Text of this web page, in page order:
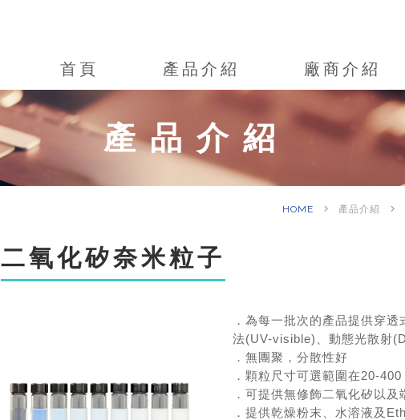
首頁 產品介紹 廠商介紹
產品介紹
HOME keyboard_arrow_right 產品介紹 keyboard_arrow_right
二氧化矽奈米粒子
．為每一批次的產品提供穿
法(UV-visible)、動態光散射
．無團聚，分散性好
．顆粒尺寸可選範圍在20-
．可提供無修飾二氧化矽以及
．提供乾燥粉末、水溶液及